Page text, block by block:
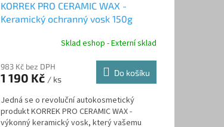
KORREK PRO CERAMIC WAX -
Keramický ochranný vosk 150g
Sklad eshop - Externí sklad
983 Kč bez DPH
1 190 Kč / ks
Do košíku
Jedná se o revoluční autokosmetický
produkt KORREK PRO CERAMIC WAX -
výkonný keramický vosk, který vašemu